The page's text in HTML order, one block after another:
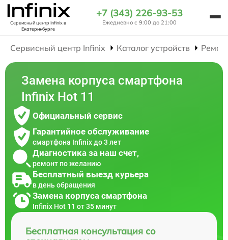
Сервисный центр Infinixв
Екатеринбурге
+7 (343) 226-93-53
Ежедневно с 9:00 до 21:00
Сервисный центр Infinix Каталог устройств
Замена корпуса смартфона
Infinix Hot 11
Официальный сервис
Гарантийное обслуживание
смартфона Infinix до 3 лет
Диагностика за наш счет,
ремонт по желанию
Бесплатный выезд курьера
в день обращения
Замена корпуса смартфона
Infinix Hot 11 от 35 минут
Бесплатная консультация со